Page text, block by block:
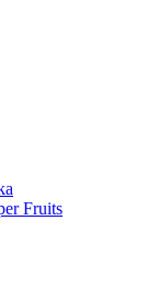
Fruits